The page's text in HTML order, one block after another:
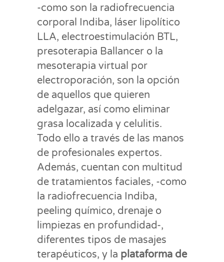
-como son la radiofrecuencia
corporal Indiba, láser lipolítico
LLA, electroestimulación BTL,
presoterapia Ballancer o la
mesoterapia virtual por
electroporación, son la opción
de aquellos que quieren
adelgazar, así como eliminar
grasa localizada y celulitis.
Todo ello a través de las manos
de profesionales expertos.
Además, cuentan con multitud
de tratamientos faciales, -como
la radiofrecuencia Indiba,
peeling químico, drenaje o
limpiezas en profundidad-,
diferentes tipos de masajes
terapéuticos, y la plataforma de